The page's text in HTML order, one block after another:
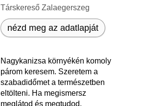
Társkereső Zalaegerszeg
nézd meg az adatlapját
Nagykanizsa környékén komoly
párom keresem. Szeretem a
szabadidőmet a természetben
eltölteni. Ha megismersz
meglátod és megtudod.